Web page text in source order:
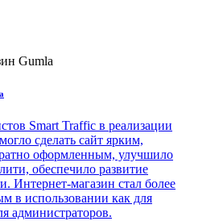
Smart Traffic в реализации
сделать сайт ярким,
оформленным, улучшило
обеспечило развитие
Интернет-магазин стал более
в использовании как для
администраторов.